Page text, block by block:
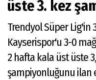
üste 3. kez
Trendyol Süper Lig'in
Kayserispor'u 3-0
2 hafta kala üst üste
şampiyonluğunu ilan